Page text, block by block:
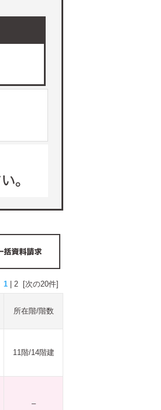
1 2 [次の20件]
所在階/階数
11階/14階建
–